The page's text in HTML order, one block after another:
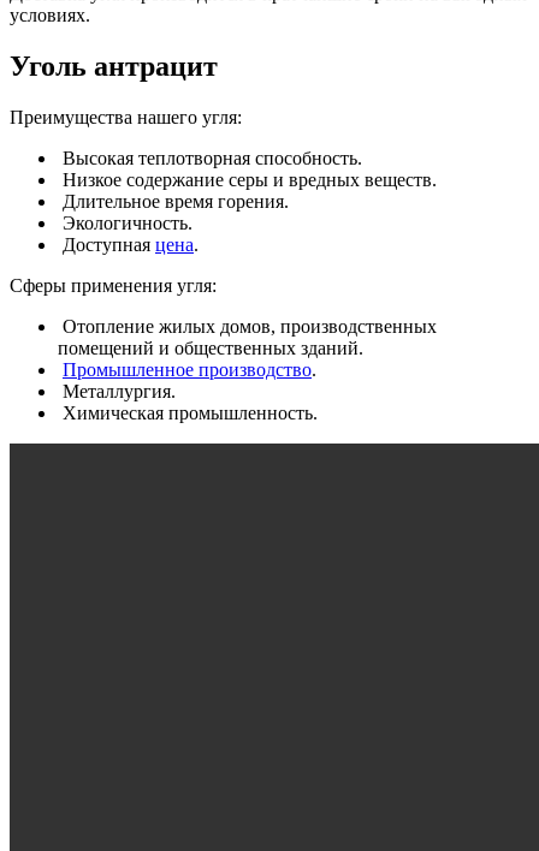
условиях.
Уголь антрацит
Преимущества нашего угля:
Высокая теплотворная способность.
Низкое содержание серы и вредных веществ.
Длительное время горения.
Экологичность.
Доступная цена.
Сферы применения угля:
Отопление жилых домов, производственных
помещений и общественных зданий.
Промышленное производство.
Металлургия.
Химическая промышленность.